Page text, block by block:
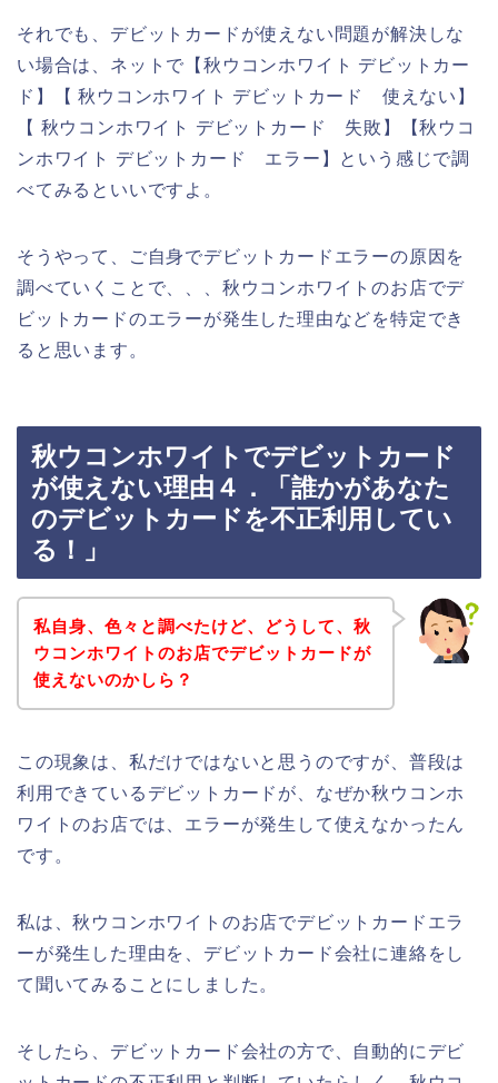
それでも、デビットカードが使えない問題が解決しな
い場合は、ネットで【秋ウコンホワイト デビットカー
ド】【 秋ウコンホワイト デビットカード 使えない】
【 秋ウコンホワイト デビットカード 失敗】【秋ウコ
ンホワイト デビットカード エラー】という感じで調
べてみるといいですよ。
そうやって、ご自身でデビットカードエラーの原因を
調べていくことで、、、秋ウコンホワイトのお店でデ
ビットカードのエラーが発生した理由などを特定でき
ると思います。
秋ウコンホワイトでデビットカード
が使えない理由４．「誰かがあなた
のデビットカードを不正利用してい
る！」
私自身、色々と調べたけど、どうして、秋
ウコンホワイトのお店でデビットカードが
使えないのかしら？
この現象は、私だけではないと思うのですが、普段は
利用できているデビットカードが、なぜか秋ウコンホ
ワイトのお店では、エラーが発生して使えなかったん
です。
私は、秋ウコンホワイトのお店でデビットカードエラ
ーが発生した理由を、デビットカード会社に連絡をし
て聞いてみることにしました。
そしたら、デビットカード会社の方で、自動的にデビ